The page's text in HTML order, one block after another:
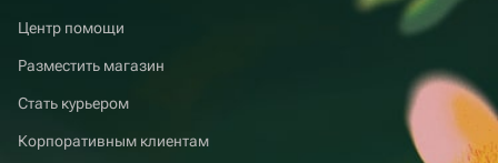
Центр помощи
Разместить магазин
Стать курьером
Корпоративным клиентам